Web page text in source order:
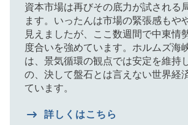
資本市場は再びその底力が試される
ます。いったんは市場の緊張感もや
見えましたが、ここ数週間で中東情
度合いを強めています。ホルムズ海
は、景気循環の観点では安定を維持
の、決して盤石とは言えない世界経
ています。
詳しくはこちら